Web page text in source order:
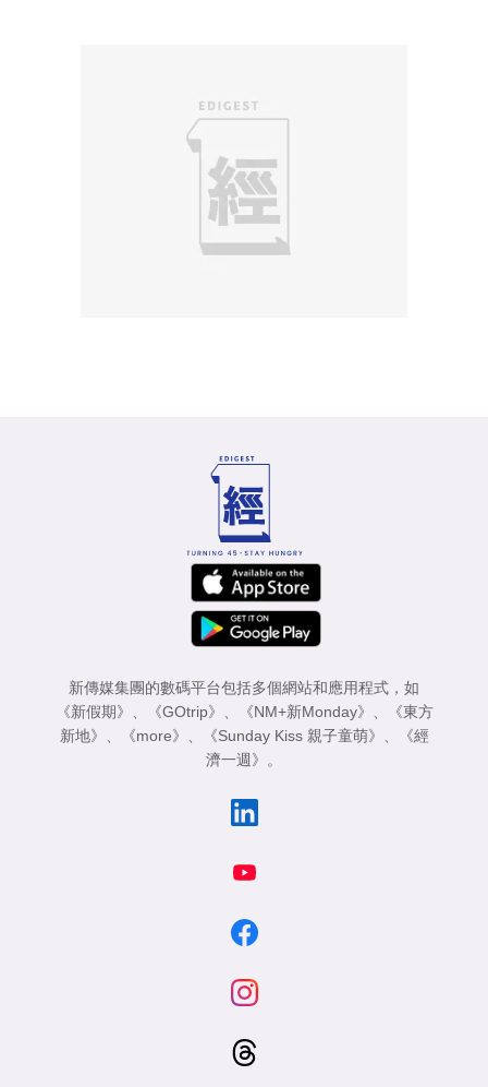
新傳媒集團的數碼平台包括多個網站和應用程式，如
《新假期》 、 《GOtrip》 、 《NM+新Monday》 、
《東方
新地》 、 《more》 、 《Sunday Kiss 親子童萌》 、
《經
濟一週》 。